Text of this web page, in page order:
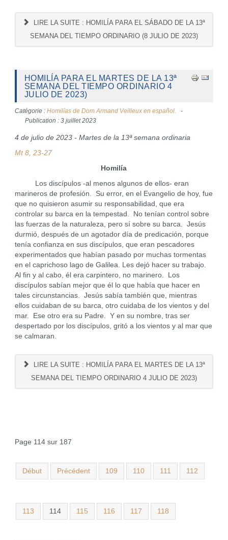
LIRE LA SUITE : HOMILÍA PARA EL SÁBADO DE LA 13ª
SEMANA DEL TIEMPO ORDINARIO (8 JULIO DE 2023)
HOMILÍA PARA EL MARTES DE LA 13ª
SEMANA DEL TIEMPO ORDINARIO 4
JULIO DE 2023)
Catégorie : Homilías de Dom Armand Veilleux en español.
Publication : 3 juillet 2023
4 de julio de 2023 - Martes de la 13ª semana ordinaria
Mt 8, 23-27
Homilía
Los discípulos -al menos algunos de ellos- eran
marineros de profesión. Su error, en el Evangelio de hoy, fue
que no quisieron asumir su responsabilidad, que era
controlar su barca en la tempestad. No tenían control sobre
las fuerzas de la naturaleza, pero sí sobre su barca. Jesús
durmió, después de un agotador día de predicación, porque
tenía confianza en sus discípulos, que eran pescadores
experimentados que habían pasado por muchas tormentas
en el caprichoso lago de Galilea. Les dejó hacer su trabajo.
Al fin y al cabo, él era carpintero, no marinero. Los
discípulos sabían mejor que él lo que había que hacer en
tales circunstancias. Jesús sabía también que, mientras
ellos cuidaban de su barca, otro cuidaba de los vientos y del
mar. Ese otro era su Padre. Y en su nombre, tras ser
despertado por los discípulos, gritó a los vientos y al mar que
se calmaran.
LIRE LA SUITE : HOMILÍA PARA EL MARTES DE LA 13ª
SEMANA DEL TIEMPO ORDINARIO 4 JULIO DE 2023)
Page 114 sur 187
Début Précédent 109 110 111 112
113 114 115 116 117 118